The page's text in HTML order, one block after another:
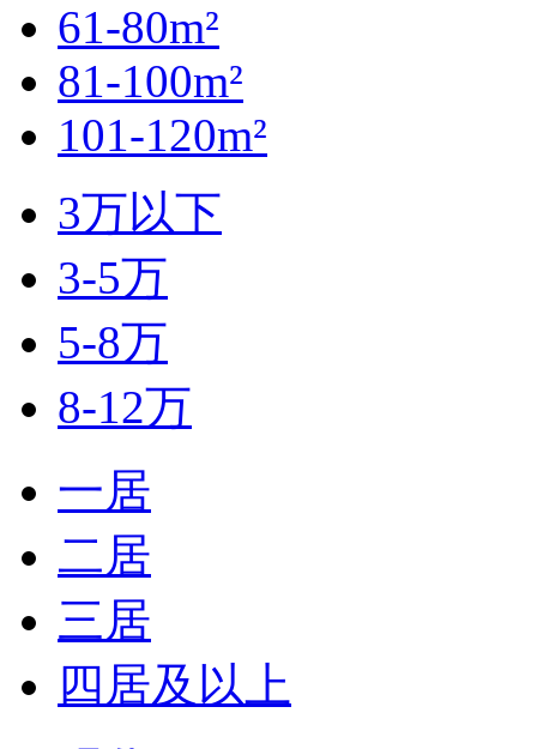
61-80m²
81-100m²
101-120m²
3万以下
3-5万
5-8万
8-12万
一居
二居
三居
四居及以上